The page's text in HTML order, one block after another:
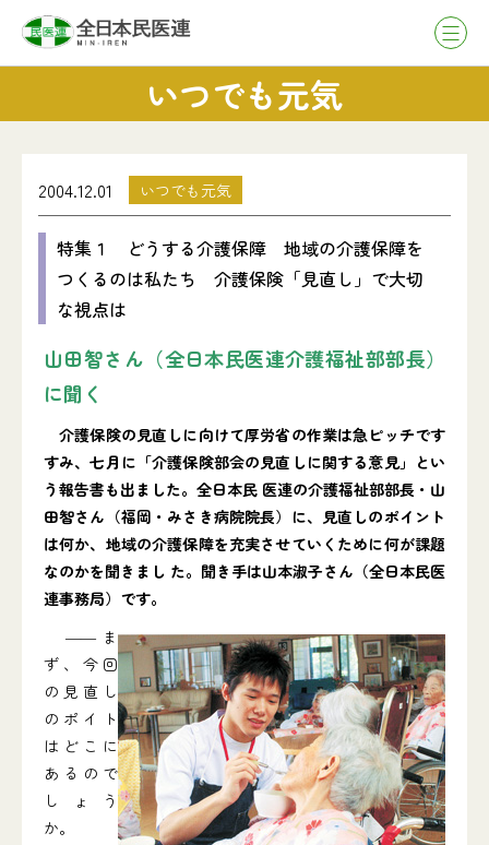
いつでも元気
2004.12.01 いつでも元気
特集１ どうする介護保障 地域の介護保障を
つくるのは私たち 介護保険「見直し」で大切
な視点は
山田智さん（全日本民医連介護福祉部部長）
に聞く
介護保険の見直しに向けて厚労省の作業は急ピッチです
すみ、七月に「介護保険部会の見直しに関する意見」とい
う報告書も出ました。全日本民 医連の介護福祉部部長・山
田智さん（福岡・みさき病院院長）に、見直しのポイント
は何か、地域の介護保障を充実させていくために何が課題
なのかを聞きまし た。聞き手は山本淑子さん（全日本民医
連事務局）です。
――ま
ず、今回
の見直し
のポイト
はどこに
あるので
しょう
か。